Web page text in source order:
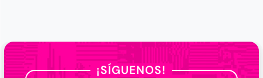
¡SÍGUENOS!